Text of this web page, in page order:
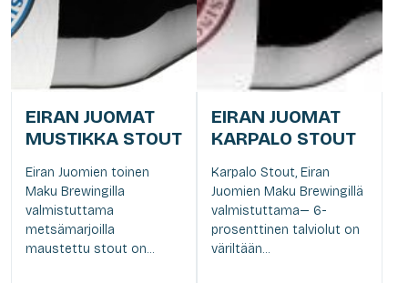
EIRAN JUOMAT
MUSTIKKA STOUT
Eiran Juomien toinen
Maku Brewingilla
valmistuttama
metsämarjoilla
maustettu stout on...
EIRAN JUOMAT
KARPALO STOUT
Karpalo Stout, Eiran
Juomien Maku Brewingillä
valmistuttama— 6-
prosenttinen talviolut on
väriltään...